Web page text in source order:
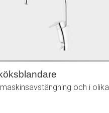
och i olika